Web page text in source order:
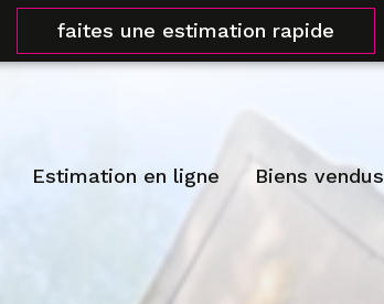
faites une estimation rapide
estimation en ligne biens vendus